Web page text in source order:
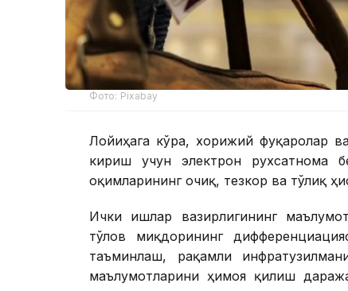
Фото: Pixabay
Лойиҳага кўра, хорижий фуқаролар
кириш учун электрон рухсатнома
оқимларининг очиқ, тезкор ва тўлиқ
Ички ишлар вазирлигининг
тўлов миқдорининг
таъминлаш, рақамли
маълумотларини ҳимоя қилиш